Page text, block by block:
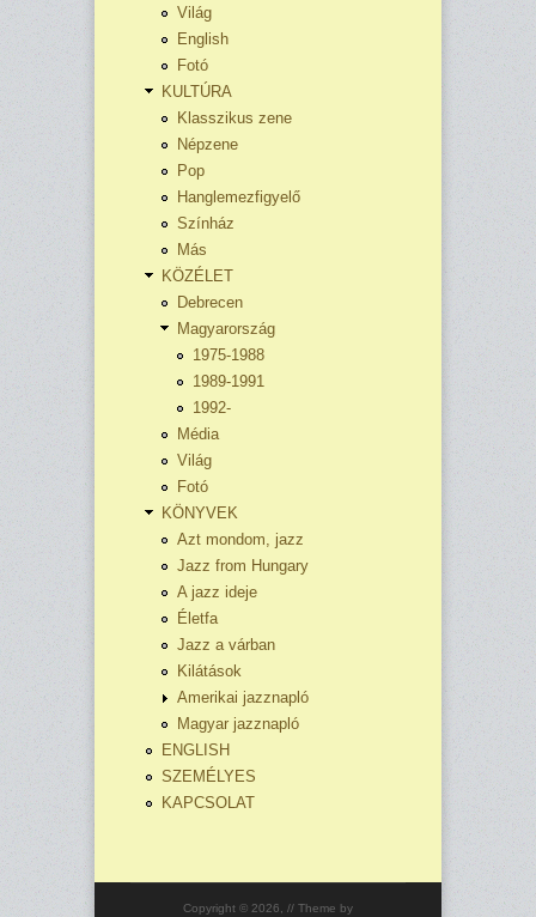
Világ
English
Fotó
KULTÚRA
Klasszikus zene
Népzene
Pop
Hanglemezfigyelő
Színház
Más
KÖZÉLET
Debrecen
Magyarország
1975-1988
1989-1991
1992-
Média
Világ
Fotó
KÖNYVEK
Azt mondom, jazz
Jazz from Hungary
A jazz ideje
Életfa
Jazz a várban
Kilátások
Amerikai jazznapló
Magyar jazznapló
ENGLISH
SZEMÉLYES
KAPCSOLAT
Copyright © 2026, // Theme by